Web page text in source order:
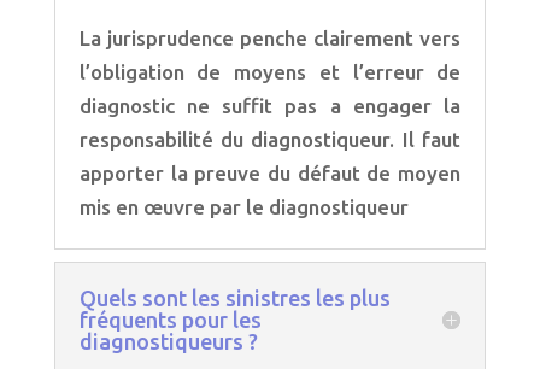
La jurisprudence penche clairement vers
l’obligation de moyens et l’erreur de
diagnostic ne suffit pas a engager la
responsabilité du diagnostiqueur. Il faut
apporter la preuve du défaut de moyen
mis en œuvre par le diagnostiqueur
Quels sont les sinistres les plus
fréquents pour les
diagnostiqueurs ?